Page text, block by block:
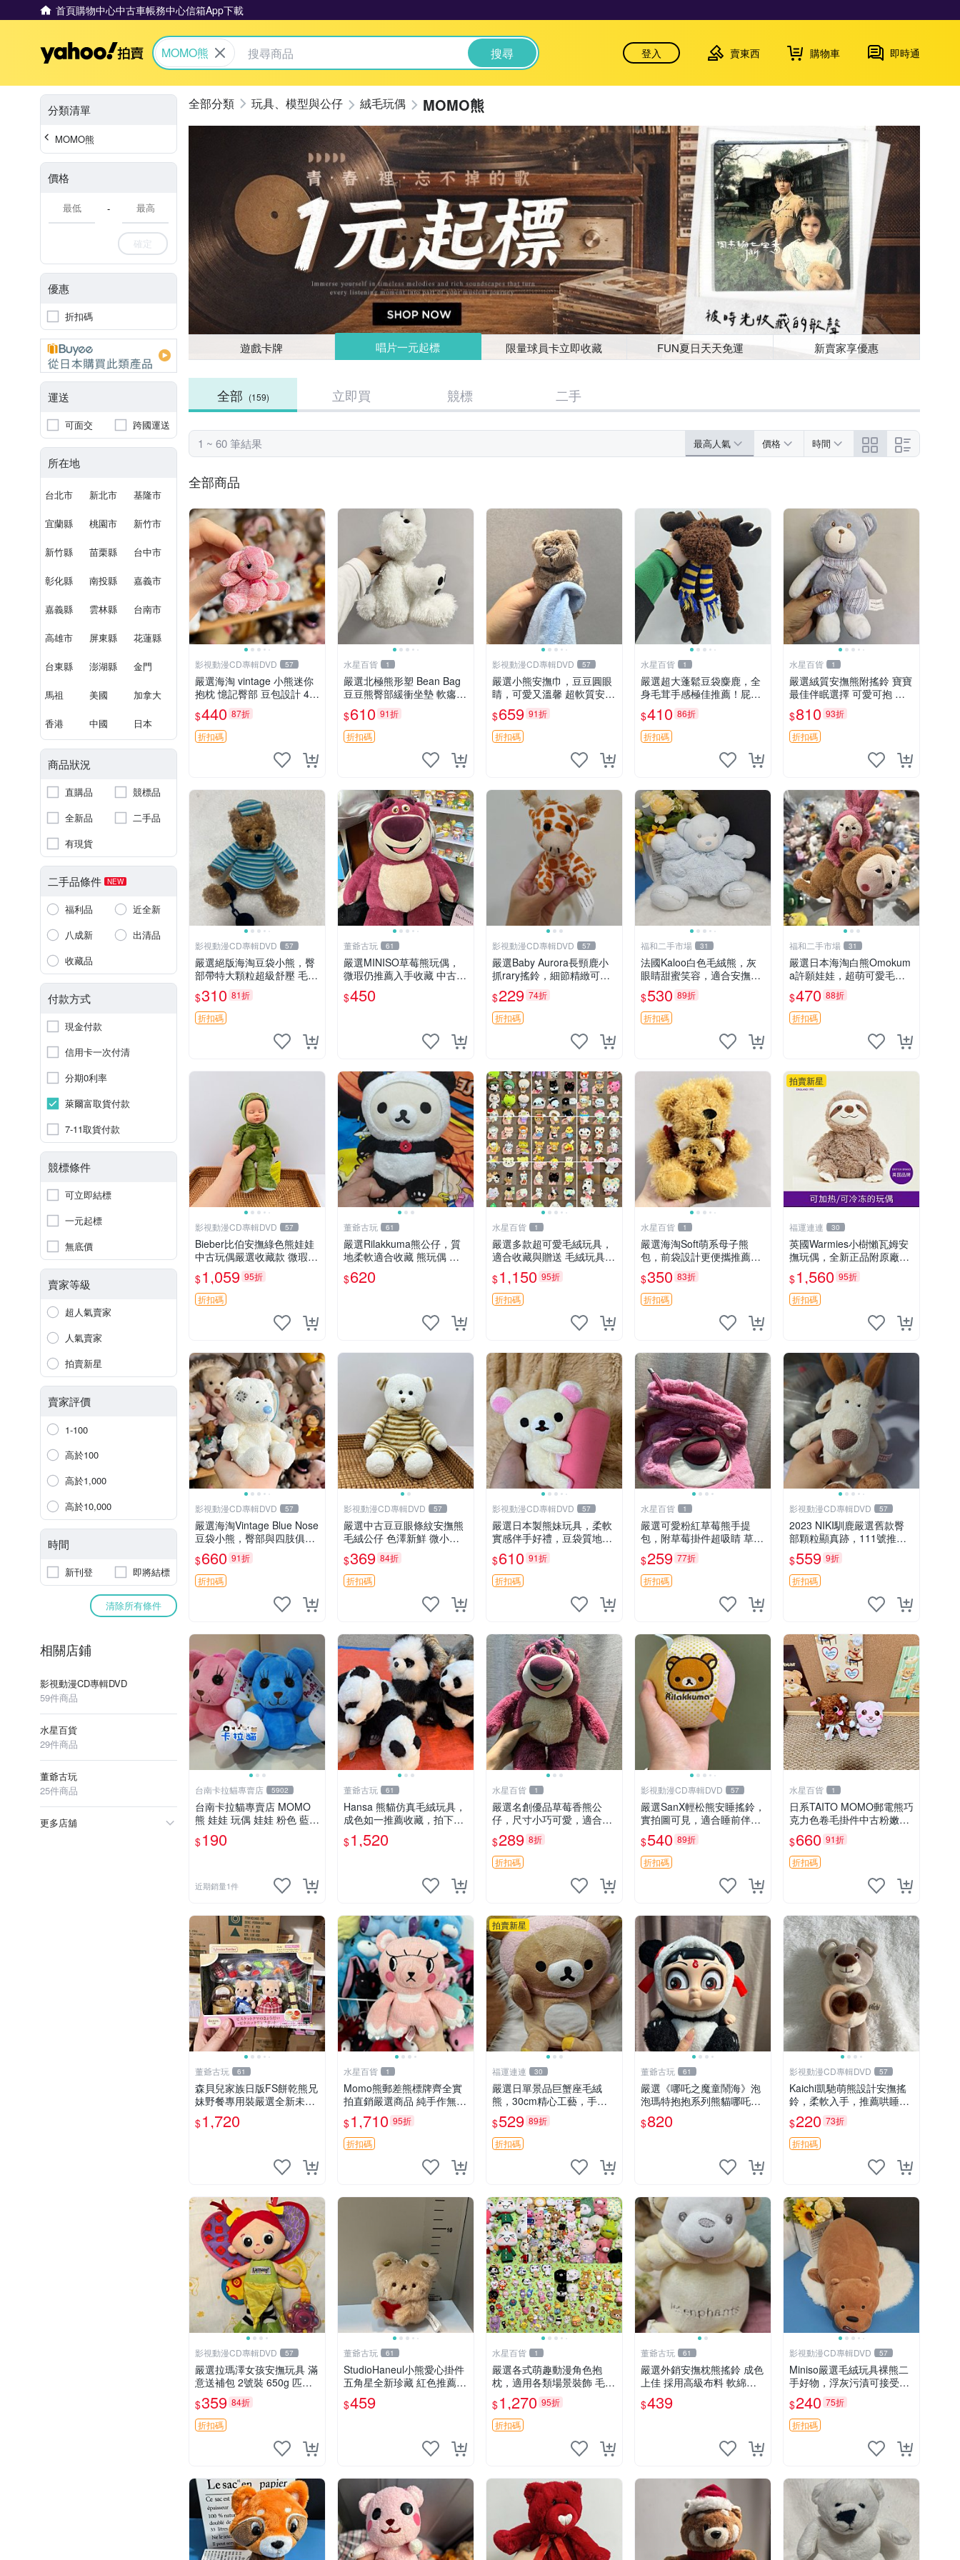
首頁購物中心中古車帳務中心信箱App下載
Yahoo拍賣
MOMO熊 搜尋 登入 賣東西 購物車 即時通
分類清單
MOMO熊
價格
-
確定
優惠
折扣碼
運送
可面交 跨國運送
所在地
台北市 新北市 基隆市
宜蘭縣 桃園市 新竹市
新竹縣 苗栗縣 台中市
彰化縣 南投縣 嘉義市
嘉義縣 雲林縣 台南市
高雄市 屏東縣 花蓮縣
台東縣 澎湖縣 金門
馬祖 美國 加拿大
香港 中國 日本
商品狀況
直購品
競標品
全新品
二手品
有現貨
二手品條件 NEW
福利品
近全新
八成新
出清品
收藏品
付款方式
現金付款
信用卡一次付清
分期0利率
萊爾富取貨付款
7-11取貨付款
競標條件
可立即結標
一元起標
無底價
賣家等級
超人氣賣家
人氣賣家
拍賣新星
賣家評價
1-100
高於100
高於1,000
高於10,000
時間
新刊登 即將結標
清除所有條件
相關店鋪
影視動漫CD專輯DVD
59件商品
水星百貨
29件商品
董爺古玩
25件商品
更多店舖
玩具、模型與公仔 絨毛玩偶 MOMO熊
遊戲卡牌 唱片一元起標 限量球員卡立即收藏 FUN夏日天天免運 新賣家享優惠
全部 (159) 立即買 競標 二手
1 ~ 60 筆結果 最高人氣 價格 時間
全部商品
影視動漫CD專輯DVD 57
嚴選海淘 vintage 小熊迷你
抱枕 憶記臀部 豆包設計 4c
m 高 推薦收藏 迷你豆包小
熊、高臀部、豆袋抱枕
$440 87折
折扣碼
水星百貨 1
嚴選北極熊形塑 Bean Bag
豆豆熊臀部緩衝坐墊 軟癟癟
舒壓設計 保暖又實用 適合
久坐放松 推薦居家使用 RU
SS系列 豆豆熊屁屁坐墊 3D
顆粒結構
$610 91折
折扣碼
影視動漫CD專輯DVD 57
嚴選小熊安撫巾，豆豆圓眼
睛，可愛又溫馨 超軟質安撫
巾，豆豆設計，哄睡好幫手
約克豆豆眼安撫巾 數碼豆豆
眼
$659 91折
折扣碼
水星百貨 1
嚴選超大蓬鬆豆袋麋鹿，全
身毛茸手感極佳推薦！屁股
與四肢填充均勻，適合收藏
與孩童共賞。 麋鹿 豆袋 毛
茸玩具
$410 86折
折扣碼
水星百貨 1
嚴選絨質安撫熊附搖鈴 寶寶
最佳伴眠選擇 可愛可抱 絨
毛玩具 安撫熊 嬰兒用
$810 93折
折扣碼
影視動漫CD專輯DVD 57
嚴選絕版海淘豆袋小熊，臀
部帶特大顆粒超級舒壓 毛毛
摸起來格外順滑適合收藏 10
0%棉質 豆袋枕 豆袋、抱
枕、小熊
$310 81折
折扣碼
董爺古玩 61
嚴選MINISO草莓熊玩偶，
微瑕仍推薦入手收藏 中古 M
INISO 草莓熊 玩具 收藏
$450
影視動漫CD專輯DVD 57
嚴選Baby Aurora長頸鹿小
抓rary搖鈴，細節精緻可聆
聽清脆鈴音 軟萌可愛 定制
紀念 金屬搖鈴 新手媽咪推
薦 長頸鹿 抓rary 搖鈴
$229 74折
折扣碼
福和二手市場 31
法國Kaloo白色毛絨熊，灰
眼睛甜蜜笑容，適合安撫逗
趣可愛，柔軟面料手感佳。
14 白色安撫熊 毛絨玩具 寶
寶逗樂具
$530 89折
折扣碼
福和二手市場 31
嚴選日本海淘白熊Omokum
a許願娃娃，超萌可愛毛絨
公仔推薦收藏 白熊 Omoku
ma 毛絨玩具 偽裝娃娃 玩具
擺飾
$470 88折
折扣碼
影視動漫CD專輯DVD 57
Bieber比伯安撫綠色熊娃娃
中古玩偶嚴選收藏款 微瑕輕
度使用 Bieber綠熊娃娃 中
古玩偶 微瑕
$1,059 95折
折扣碼
董爺古玩 61
嚴選Rilakkuma熊公仔，質
地柔軟適合收藏 熊玩偶 柔
軟 公仔 收藏
$620
水星百貨 1
嚴選多款超可愛毛絨玩具，
適合收藏與贈送 毛絨玩具、
抱枕、公仔
$1,150 95折
折扣碼
水星百貨 1
嚴選海淘Soft萌系母子熊
包，前袋設計更便攜推薦收
藏 母子熊 軟綿綿 包包
$350 83折
折扣碼
拍賣新星
福運連連 30
英國Warmies小樹懶瓦姆安
撫玩偶，全新正品附原廠吊
牌與防塵袋，內藏薰衣草可
加熱，適合各個年齡層，冷
暖兩用享受抱抱樂趣，不容
錯過嚴選好物 溫暖 冷感
$1,560 95折
折扣碼
影視動漫CD專輯DVD 57
嚴選海淘Vintage Blue Nose
豆袋小熊，臀部與四肢俱
全，坐高11公分，附原盒與
吊牌收藏。藍鼻子小熊，值
得擁有 玩具 憶熊
$660 91折
折扣碼
影視動漫CD專輯DVD 57
嚴選中古豆豆眼條紋安撫熊
毛絨公仔 色澤新鮮 微小瑕
疵可收藏 中古 安撫熊 條紋
公仔
$369 84折
折扣碼
影視動漫CD專輯DVD 57
嚴選日本製熊妹玩具，柔軟
實感伴手好禮，豆袋質地手
感佳，抱枕小熊 recom 推薦
白色豆袋 玩具
$610 91折
折扣碼
水星百貨 1
嚴選可愛粉紅草莓熊手提
包，附草莓掛件超吸睛 草莓
熊手提包 草莓掛件 可愛port
unese
$259 77折
折扣碼
影視動漫CD專輯DVD 57
2023 NIKI馴鹿嚴選舊款臀
部顆粒顯真跡，111號推薦
珍藏品 馴鹿 舊款 尾巴顆粒
$559 9折
折扣碼
台南卡拉貓專賣店 5902
台南卡拉貓專賣店 MOMO
熊 娃娃 玩偶 娃娃 粉色 藍色
2色分售
$190
近期銷量1件
董爺古玩 61
Hansa 熊貓仿真毛絨玩具，
成色如一推薦收藏，拍下無
疑心 熊貓 毛絨玩具 收藏
$1,520
水星百貨 1
嚴選名創優品草莓香熊公
仔，尺寸小巧可愛，適合收
藏賞玩 30cm 玩具 公仔 草
莓熊
$289 8折
折扣碼
影視動漫CD專輯DVD 57
嚴選SanX輕松熊安睡搖鈴，
實拍圖可見，適合睡前伴
侶， Picks安撫好物 0325
懸吊 電腦
$540 89折
折扣碼
水星百貨 1
日系TAITO MOMO郵電熊巧
克力色卷毛掛件中古粉嫩玩
偶微瑕推薦 postpet momo
郵電熊 中古玩偶
$660 91折
折扣碼
董爺古玩 61
森貝兒家族日版FS餅乾熊兄
妹野餐專用裝嚴選全新未開
封，包含兩組大童款紙盒
裝，適合收藏與分享。 餅乾
$1,720
水星百貨 1
Momo熊郵差熊標牌齊全實
拍直銷嚴選商品 純手作無修
圖可收藏 郵差熊 Momo熊
標牌 商品
$1,710 95折
折扣碼
拍賣新星
福運連連 30
嚴選日單景品巨蟹座毛絨
熊，30cm精心工藝，手感
軟糯推薦收藏送人 巨蟹座
毛絨玩具 精緻做工
$529 89折
折扣碼
董爺古玩 61
嚴選《哪吒之魔童鬧海》泡
泡瑪特抱抱系列熊貓哪吒搪
膠臉毛絨， STATE：如圖顯
示 哪吒 毛絨公仔 泡泡瑪特
$820
影視動漫CD專輯DVD 57
Kaichi凱馳萌熊設計安撫搖
鈴，柔軟入手，推薦哄睡好
選擇 熊公仔 安撫玩具 喂食
環
$220 73折
折扣碼
影視動漫CD專輯DVD 57
嚴選拉瑪澤女孩安撫玩具 滿
意送補包 2號裝 650g 匹配
嬰幼童舒壓好伴侶 女孩專用
安心選擇 安撫玩偶 衝包 玩
具
$359 84折
折扣碼
董爺古玩 61
StudioHaneul小熊愛心掛件
五角星全新珍藏 紅色推薦收
藏 玩具掛飾 掛件 新品
$459
水星百貨 1
嚴選各式萌趣動漫角色抱
枕，適用各類場景裝飾 毛絨
玩具、卡通抱枕、趣味玩偶
$1,270 95折
折扣碼
董爺古玩 61
嚴選外銷安撫枕熊搖鈴 成色
上佳 採用高級布料 軟綿適
合收藏 安心選購 安撫枕 熊
玩具 搖鈴
$439
影視動漫CD專輯DVD 57
Miniso嚴選毛絨玩具裸熊二
手好物，浮灰污漬可接受。
請詳閱照片再下單，售出不
退不換。全新品相收藏推
薦。 裸熊 毛絨玩具 收藏
$240 75折
折扣碼